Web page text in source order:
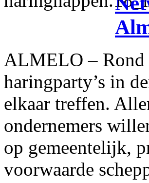
ALMELO – Rond
haringparty’s in
elkaar treffen.
ondernemers
op gemeentelijk,
voorwaarde